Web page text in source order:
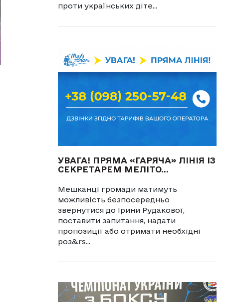
проти українських діте...
УВАГА! ПРЯМА «ГАРЯЧА» ЛІНІЯ ІЗ
СЕКРЕТАРЕМ МЕЛІТО...
Мешканці громади матимуть
можливість безпосередньо
звернутися до Ірини Рудакової,
поставити запитання, надати
пропозиції або отримати необхідні
роз&rs...